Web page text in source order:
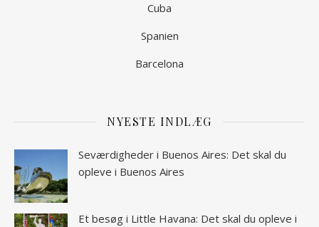
Cuba
Spanien
Barcelona
NYESTE INDLÆG
Seværdigheder i Buenos Aires: Det skal du
opleve i Buenos Aires
Et besøg i Little Havana: Det skal du opleve i